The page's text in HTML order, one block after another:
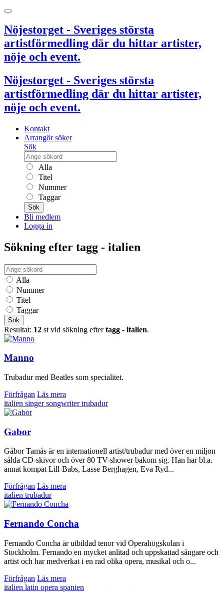
Nöjestorget - Sveriges största
artistförmedling där du hittar artister,
nöje och event.
Nöjestorget - Sveriges största
artistförmedling där du hittar artister,
nöje och event.
Kontakt
Arrangör söker
Sök
Alla
Titel
Nummer
Taggar
Sök
Bli medlem
Logga in
Sökning efter tagg - italien
Alla
Nummer
Titel
Taggar
Sök
Resultat: 12 st vid sökning eftertagg - italien.
Manno
Trubadur med Beatles som specialitet.
Förfrågan Läs mera
italien singer songwritertrubadur
Gabor
Gábor Tamás är en internationell artist/trubadur med över en miljon
sålda CD-skivor och över 80 TV-shower bakom sig. Han har bl.a.
annat kompat Lill-Babs, Lasse Berghagen, Eva Ryd...
Förfrågan Läs mera
italien trubadur
Fernando Concha
Fernando Concha är utbildad tenor vid Operahögskolan i
Stockholm. Fernando en mycket anlitad och uppskattad sångare och
artist och har medverkat i en rad olika opera, musikal och o...
Förfrågan Läs mera
italien latin opera spanien